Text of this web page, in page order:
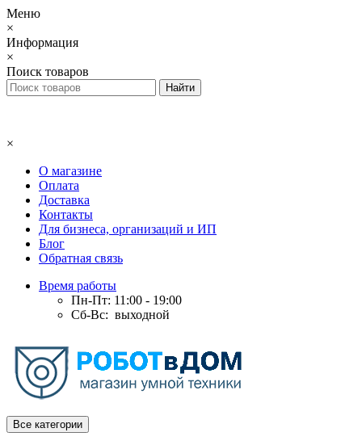
Меню
×
Информация
×
Поиск товаров
×
О магазине
Оплата
Доставка
Контакты
Для бизнеса, организаций и ИП
Блог
Обратная связь
Время работы
Пн-Пт: 11:00 - 19:00
Сб-Вс: выходной
Все категории